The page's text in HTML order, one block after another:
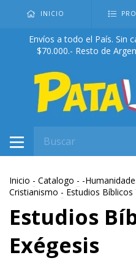
INICIO
Envíos a todo el País. Sin
$70.000.- Resto de
Inicio - Catalogo - -
Cristianismo - Estudios Bíblicos
Estudios
Exégesis